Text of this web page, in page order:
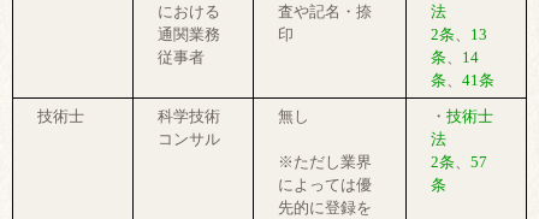
における
通関業務
従事者
査や記名・捺
印
法
2条
13
条
14
条
41条
技術士
科学技術
コンサル
無し
※ただし業界
によっては優
先的に登録を
・ 技術士
法
2条
57
条